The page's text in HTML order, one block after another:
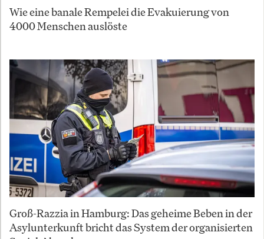
Wie eine banale Rempelei die Evakuierung von
4000 Menschen auslöste
Groß-Razzia in Hamburg: Das geheime Beben in der
Asylunterkunft bricht das System der organisierten